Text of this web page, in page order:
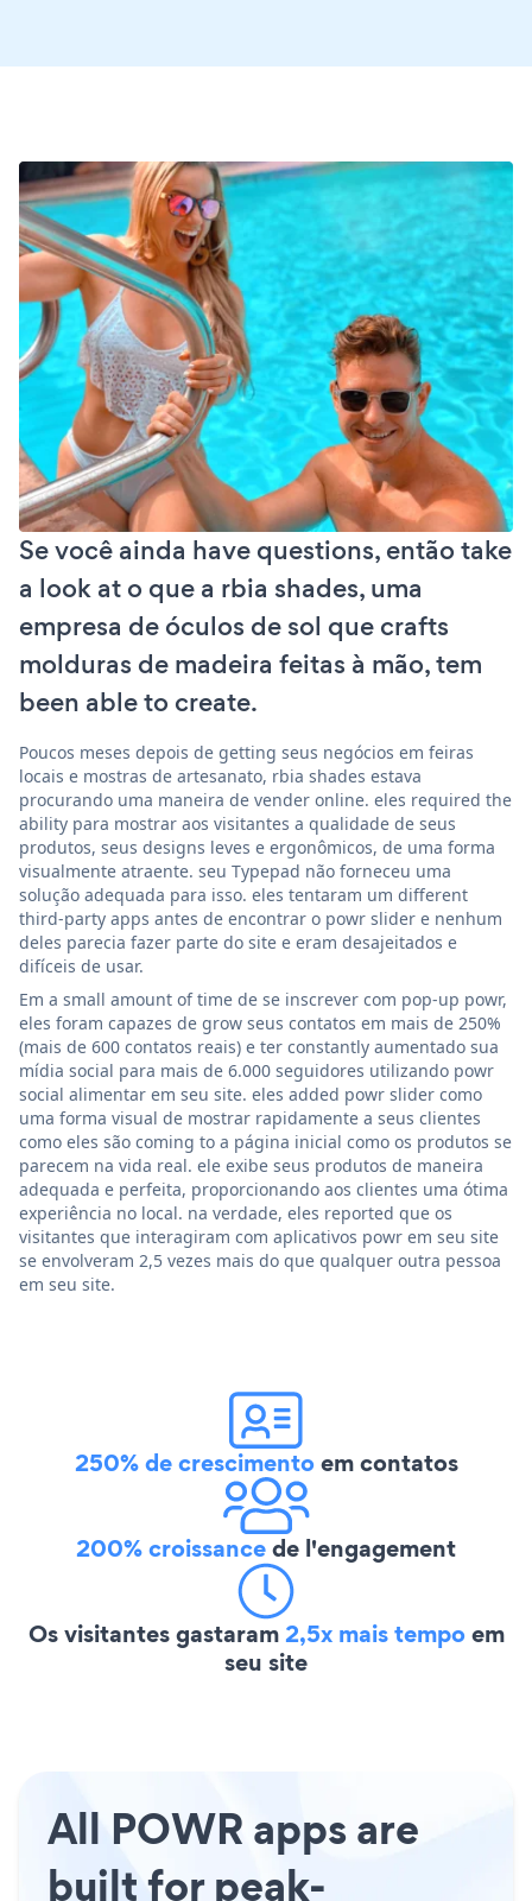
Se você ainda have questions, então take
a look at o que a rbia shades, uma
empresa de óculos de sol que crafts
molduras de madeira feitas à mão, tem
been able to create.
Poucos meses depois de getting seus negócios em feiras
locais e mostras de artesanato, rbia shades estava
procurando uma maneira de vender online. eles required the
ability para mostrar aos visitantes a qualidade de seus
produtos, seus designs leves e ergonômicos, de uma forma
visualmente atraente. seu Typepad não forneceu uma
solução adequada para isso. eles tentaram um different
third-party apps antes de encontrar o powr slider e nenhum
deles parecia fazer parte do site e eram desajeitados e
difíceis de usar.
Em a small amount of time de se inscrever com pop-up powr,
eles foram capazes de grow seus contatos em mais de 250%
(mais de 600 contatos reais) e ter constantly aumentado sua
mídia social para mais de 6.000 seguidores utilizando powr
social alimentar em seu site. eles added powr slider como
uma forma visual de mostrar rapidamente a seus clientes
como eles são coming to a página inicial como os produtos se
parecem na vida real. ele exibe seus produtos de maneira
adequada e perfeita, proporcionando aos clientes uma ótima
experiência no local. na verdade, eles reported que os
visitantes que interagiram com aplicativos powr em seu site
se envolveram 2,5 vezes mais do que qualquer outra pessoa
em seu site.
250% de crescimentoem contatos
200% croissancede l'engagement
Os visitantes gastaram2,5x mais tempoem
seu site
All POWR apps are
built for peak-